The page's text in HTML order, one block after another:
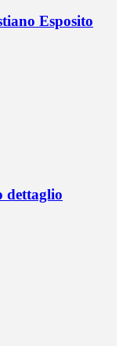
Esposito
dettaglio